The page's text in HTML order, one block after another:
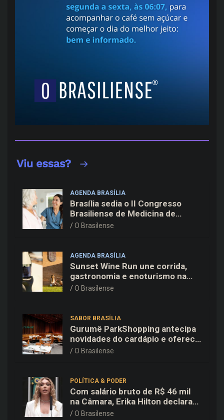
AGENDA BRASÍLIA
Brasília sedia o II Congresso
Brasiliense de Medicina de
Família e Comunidade na Fiocruz
O Brasilense
AGENDA BRASÍLIA
Sunset Wine Run une corrida,
gastronomia e enoturismo na
Vinícola Brasília
O Brasilense
SABOR BRASÍLIA
Gurumê ParkShopping antecipa
novidades do cardápio e oferece
25% de desconto no delivery
O Brasilense
POLÍTICA & PODER
Com salário bruto de R$ 46 mil
na Câmara, Erika Hilton declara
patrimônio de R$ 15,9 mil ao TSE
O Brasilense